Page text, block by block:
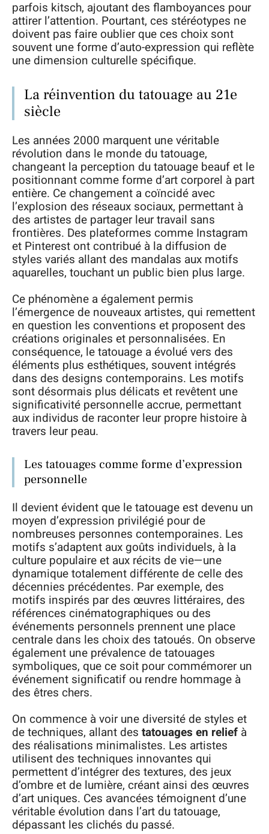
parfois kitsch, ajoutant des flamboyances pour
attirer l’attention. Pourtant, ces stéréotypes ne
doivent pas faire oublier que ces choix sont
souvent une forme d’auto-expression qui reflète
une dimension culturelle spécifique.
La réinvention du tatouage au 21e
siècle
Les années 2000 marquent une véritable
révolution dans le monde du tatouage,
changeant la perception du tatouage beauf et le
positionnant comme forme d’art corporel à part
entière. Ce changement a coïncidé avec
l’explosion des réseaux sociaux, permettant à
des artistes de partager leur travail sans
frontières. Des plateformes comme Instagram
et Pinterest ont contribué à la diffusion de
styles variés allant des mandalas aux motifs
aquarelles, touchant un public bien plus large.
Ce phénomène a également permis
l’émergence de nouveaux artistes, qui remettent
en question les conventions et proposent des
créations originales et personnalisées. En
conséquence, le tatouage a évolué vers des
éléments plus esthétiques, souvent intégrés
dans des designs contemporains. Les motifs
sont désormais plus délicats et revêtent une
significativité personnelle accrue, permettant
aux individus de raconter leur propre histoire à
travers leur peau.
Les tatouages comme forme d’expression
personnelle
Il devient évident que le tatouage est devenu un
moyen d’expression privilégié pour de
nombreuses personnes contemporaines. Les
motifs s’adaptent aux goûts individuels, à la
culture populaire et aux récits de vie—une
dynamique totalement différente de celle des
décennies précédentes. Par exemple, des
motifs inspirés par des œuvres littéraires, des
références cinématographiques ou des
événements personnels prennent une place
centrale dans les choix des tatoués. On observe
également une prévalence de tatouages
symboliques, que ce soit pour commémorer un
événement significatif ou rendre hommage à
des êtres chers.
On commence à voir une diversité de styles et
de techniques, allant des tatouages en relief à
des réalisations minimalistes. Les artistes
utilisent des techniques innovantes qui
permettent d’intégrer des textures, des jeux
d’ombre et de lumière, créant ainsi des œuvres
d’art uniques. Ces avancées témoignent d’une
véritable évolution dans l’art du tatouage,
dépassant les clichés du passé.